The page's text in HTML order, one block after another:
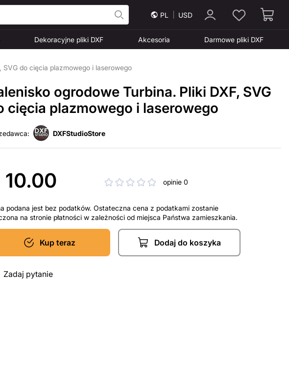
PL USD
Dekoracyjne pliki DXF Akcesoria Darmowe pliki DXF
SVG do cięcia plazmowego i laserowego
ogrodowe Turbina. Pliki DXF, SVG
cięcia plazmowego i laserowego
DXFStudioStore
10.00 opinie 0
podana jest bez podatków. Ostateczna cena z podatkami zostanie
na stronie płatności w zależności od miejsca Państwa zamieszkania.
Kup teraz Dodaj do koszyka
Zadaj pytanie